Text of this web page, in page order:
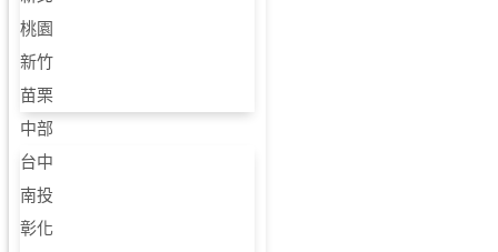
桃園
新竹
苗栗
中部
台中
南投
彰化
新北
新竹
苗栗
中部